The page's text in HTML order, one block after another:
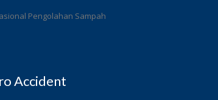
Pengolahan Sampah
Accident